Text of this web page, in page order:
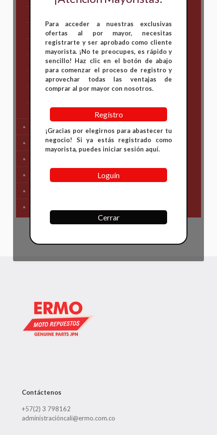
Honda
KAWASAKI
KTM
Suzuki
Yamaha
Tren Delantero
Partes de Motor
Contáctenos
+57(2) 3 798162
administracióncali@ermo.com.co
Para acceder a nuestras exclusivas
ofertas al por mayor, necesitas
registrarte y ser aprobado como cliente
mayorista. ¡No te preocupes, es rápido y
sencillo! Haz clic en el botón de abajo
para comenzar el proceso de registro y
aprovechar todas las ventajas de
comprar al por mayor con nosotros.
Regístro
¡Gracias por elegirnos para abastecer tu
negocio! Si ya estás registrado como
mayorista, puedes iniciar sesión aquí.
Loguín
Cerrar